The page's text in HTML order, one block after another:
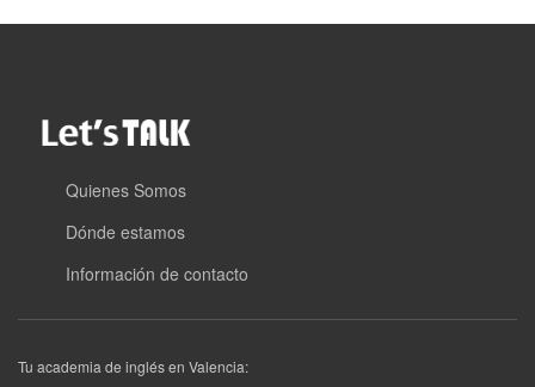
Quienes Somos
Dónde estamos
Información de contacto
Tu academia de inglés en Valencia: